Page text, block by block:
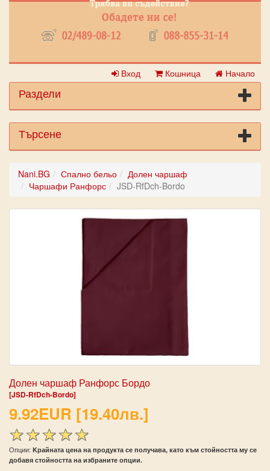
Вход Кошница Начало
Раздели
Търсене
Nani.BG Спално бельо
Долен чаршаф
Чаршафи Ранфорс
JSD-RfDch-Bordo
Долен чаршаф Ранфорс Бордо
[JSD-RfDch-Bordo]
9.92EUR [19.40лв.]
Опции: Kрайната цена на продукта се получава, като към стойността му се
добавя стойността на избраните опции.